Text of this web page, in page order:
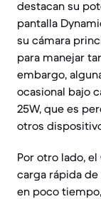
destacan su
pantalla
su cámara
para manejar
embargo,
ocasional bajo
25W, que es
otros
Por otro lado,
carga rápida
en poco